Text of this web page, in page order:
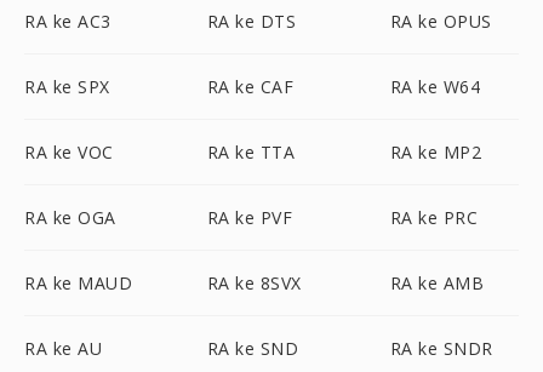
RA ke AC3 RA ke DTS RA ke OPUS
RA ke SPX RA ke CAF RA ke W64
RA ke VOC RA ke TTA RA ke MP2
RA ke OGA RA ke PVF RA ke PRC
RA ke MAUD RA ke 8SVX RA ke AMB
RA ke AU RA ke SND RA ke SNDR